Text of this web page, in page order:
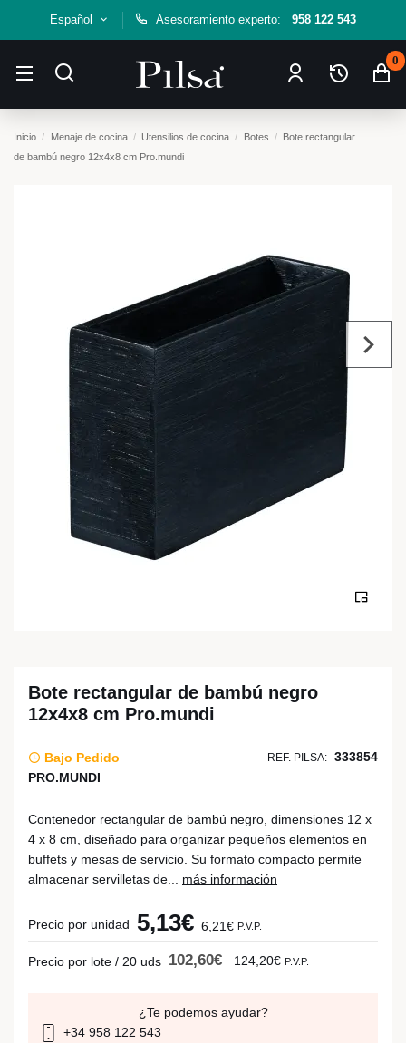
Español Asesoramiento experto: 958 122 543
0
Inicio Menaje de cocina Utensilios de cocina Botes
Bote rectangular
de bambú negro 12x4x8 cm Pro.mundi
Bote rectangular de bambú negro
12x4x8 cm Pro.mundi
Bajo Pedido REF. PILSA: 333854
PRO.MUNDI
Contenedor rectangular de bambú negro, dimensiones 12 x
4 x 8 cm, diseñado para organizar pequeños elementos en
buffets y mesas de servicio. Su formato compacto permite
almacenar servilletas de... más información
Precio por unidad 5,13€ 6,21€ P.V.P.
Precio por lote / 20 uds 102,60€ 124,20€ P.V.P.
¿Te podemos ayudar?
+34 958 122 543